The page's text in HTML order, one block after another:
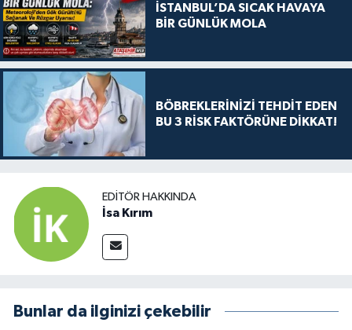
İSTANBUL’DA SICAK HAVAYA
BİR GÜNLÜK MOLA
BÖBREKLERİNİZİ TEHDİT EDEN
BU 3 RİSK FAKTÖRÜNE DİKKAT!
EDITÖR HAKKINDA
İsa Kırım
Bunlar da ilginizi çekebilir